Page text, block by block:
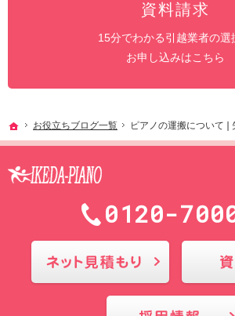
資料請求
15分でわかる引越業者の選
お申し込みはこちら
ホーム
お役立ちブログ一覧 ピアノの運搬について❘失敗しな
0120-